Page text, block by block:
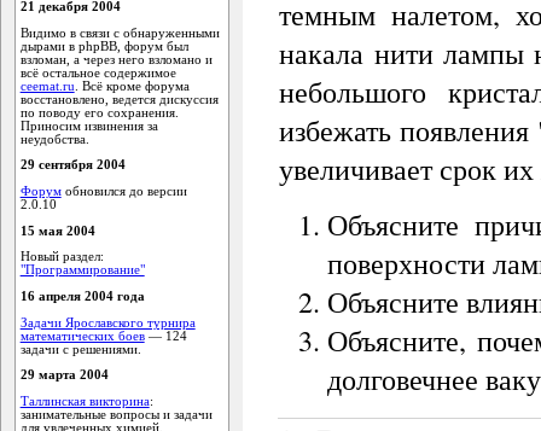
21 декабря 2004
Видимо в связи с обнаруженными
дырами в phpBB, форум был
взломан, а через него взломано и
всё остальное содержимое
ceemat.ru . Всё кроме форума
восстановлено, ведется дискуссия
по поводу его сохранения.
Приносим извинения за
неудобства.
29 сентября 2004
Форумобновился до версии
2.0.10
15 мая 2004
Новый раздел:
"Программирование"
16 апреля 2004 года
Задачи Ярославского турнира
математических боев— 124
задачи с решениями.
29 марта 2004
Таллинская викторина:
занимательные вопросы и задачи
для увлеченных химией.
темным налетом,
накала нити лампы
небольшого
избежать
увеличивает срок
Объясните
поверхности
Объясните
Объясните,
долговечнее